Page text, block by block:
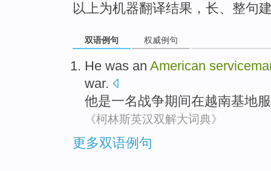
以上为机器翻译结果，长、整句
双语例句 权威例句
He was an American
war.
他是一名战争期间在越南基地
《柯林斯英汉双解大词典》
更多双语例句